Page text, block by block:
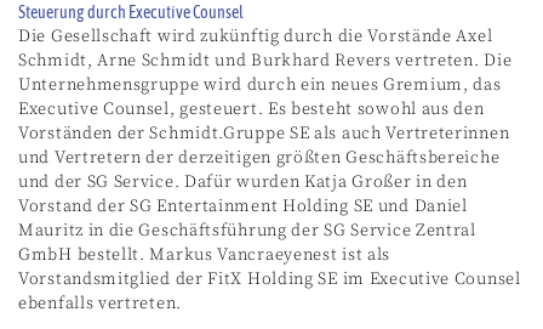
Steuerung durch Executive Counsel
Die Gesellschaft wird zukünftig durch die Vorstände Axel
Schmidt, Arne Schmidt und Burkhard Revers vertreten. Die
Unternehmensgruppe wird durch ein neues Gremium, das
Executive Counsel, gesteuert. Es besteht sowohl aus den
Vorständen der Schmidt.Gruppe SE als auch Vertreterinnen
und Vertretern der derzeitigen größten Geschäftsbereiche
und der SG Service. Dafür wurden Katja Großer in den
Vorstand der SG Entertainment Holding SE und Daniel
Mauritz in die Geschäftsführung der SG Service Zentral
GmbH bestellt. Markus Vancraeyenest ist als
Vorstandsmitglied der FitX Holding SE im Executive Counsel
ebenfalls vertreten.